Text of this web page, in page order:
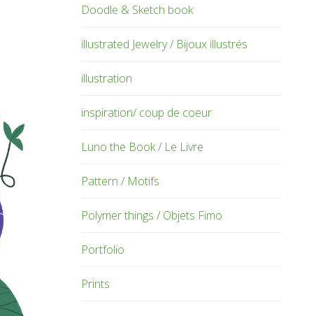
Doodle & Sketch book
illustrated Jewelry / Bijoux illustrés
illustration
inspiration/ coup de coeur
Luno the Book / Le Livre
Pattern / Motifs
Polymer things / Objets Fimo
Portfolio
Prints